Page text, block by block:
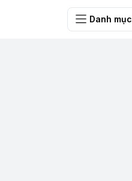
Danh mục